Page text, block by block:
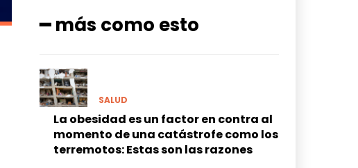
━ más como esto
SALUD
La obesidad es un factor en contra al
momento de una catástrofe como los
terremotos: Estas son las razones